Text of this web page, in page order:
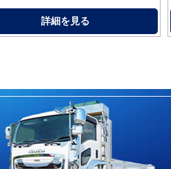
詳細を見る